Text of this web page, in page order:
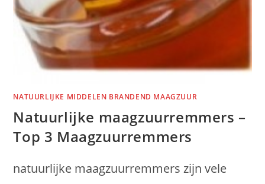
NATUURLIJKE MIDDELEN BRANDEND MAAGZUUR
Natuurlijke maagzuurremmers –
Top 3 Maagzuurremmers
natuurlijke maagzuurremmers zijn vele